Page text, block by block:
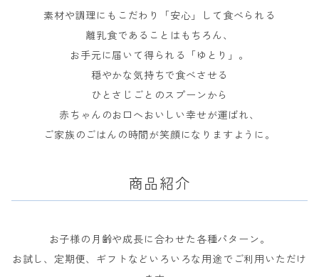
素材や調理にもこだわり「安心」して食べられる
離乳食であることはもちろん、
お手元に届いて得られる「ゆとり」。
穏やかな気持ちで食べさせる
ひとさじごとのスプーンから
赤ちゃんのお口へおいしい幸せが運ばれ、
ご家族のごはんの時間が笑顔になりますように。
商品紹介
お子様の月齢や成長に合わせた各種パターン。
お試し、定期便、ギフトなどいろいろな用途でご利用いただけ